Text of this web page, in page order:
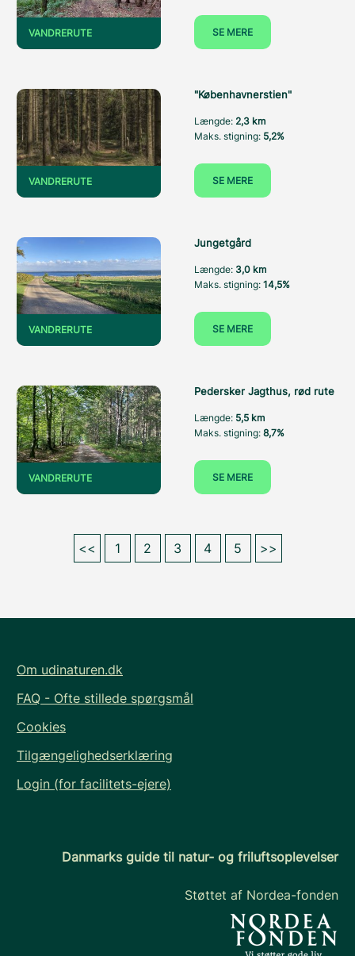
VANDRERUTE SE MERE
VANDRERUTE
"Københavnerstien"
Længde: 2,3 km
Maks. stigning: 5,2%
SE MERE
VANDRERUTE
Jungetgård
Længde: 3,0 km
Maks. stigning: 14,5%
SE MERE
VANDRERUTE
Pedersker Jagthus, rød rute
Længde: 5,5 km
Maks. stigning: 8,7%
SE MERE
<< 1 2 3 4 5 >>
Om udinaturen.dk
FAQ - Ofte stillede spørgsmål
Cookies
Tilgængelighedserklæring
Login (for facilitets-ejere)
Danmarks guide til natur- og friluftsoplevelser
Støttet af Nordea-fonden